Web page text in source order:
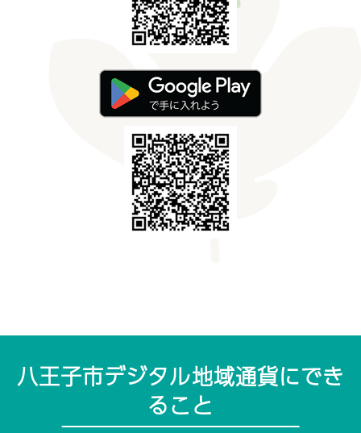
八王子市デジタル地域通貨にでき
ること